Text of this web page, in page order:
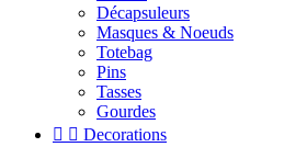
Décapsuleurs
Masques & Noeuds
Totebag
Pins
Tasses
Gourdes
  Decorations